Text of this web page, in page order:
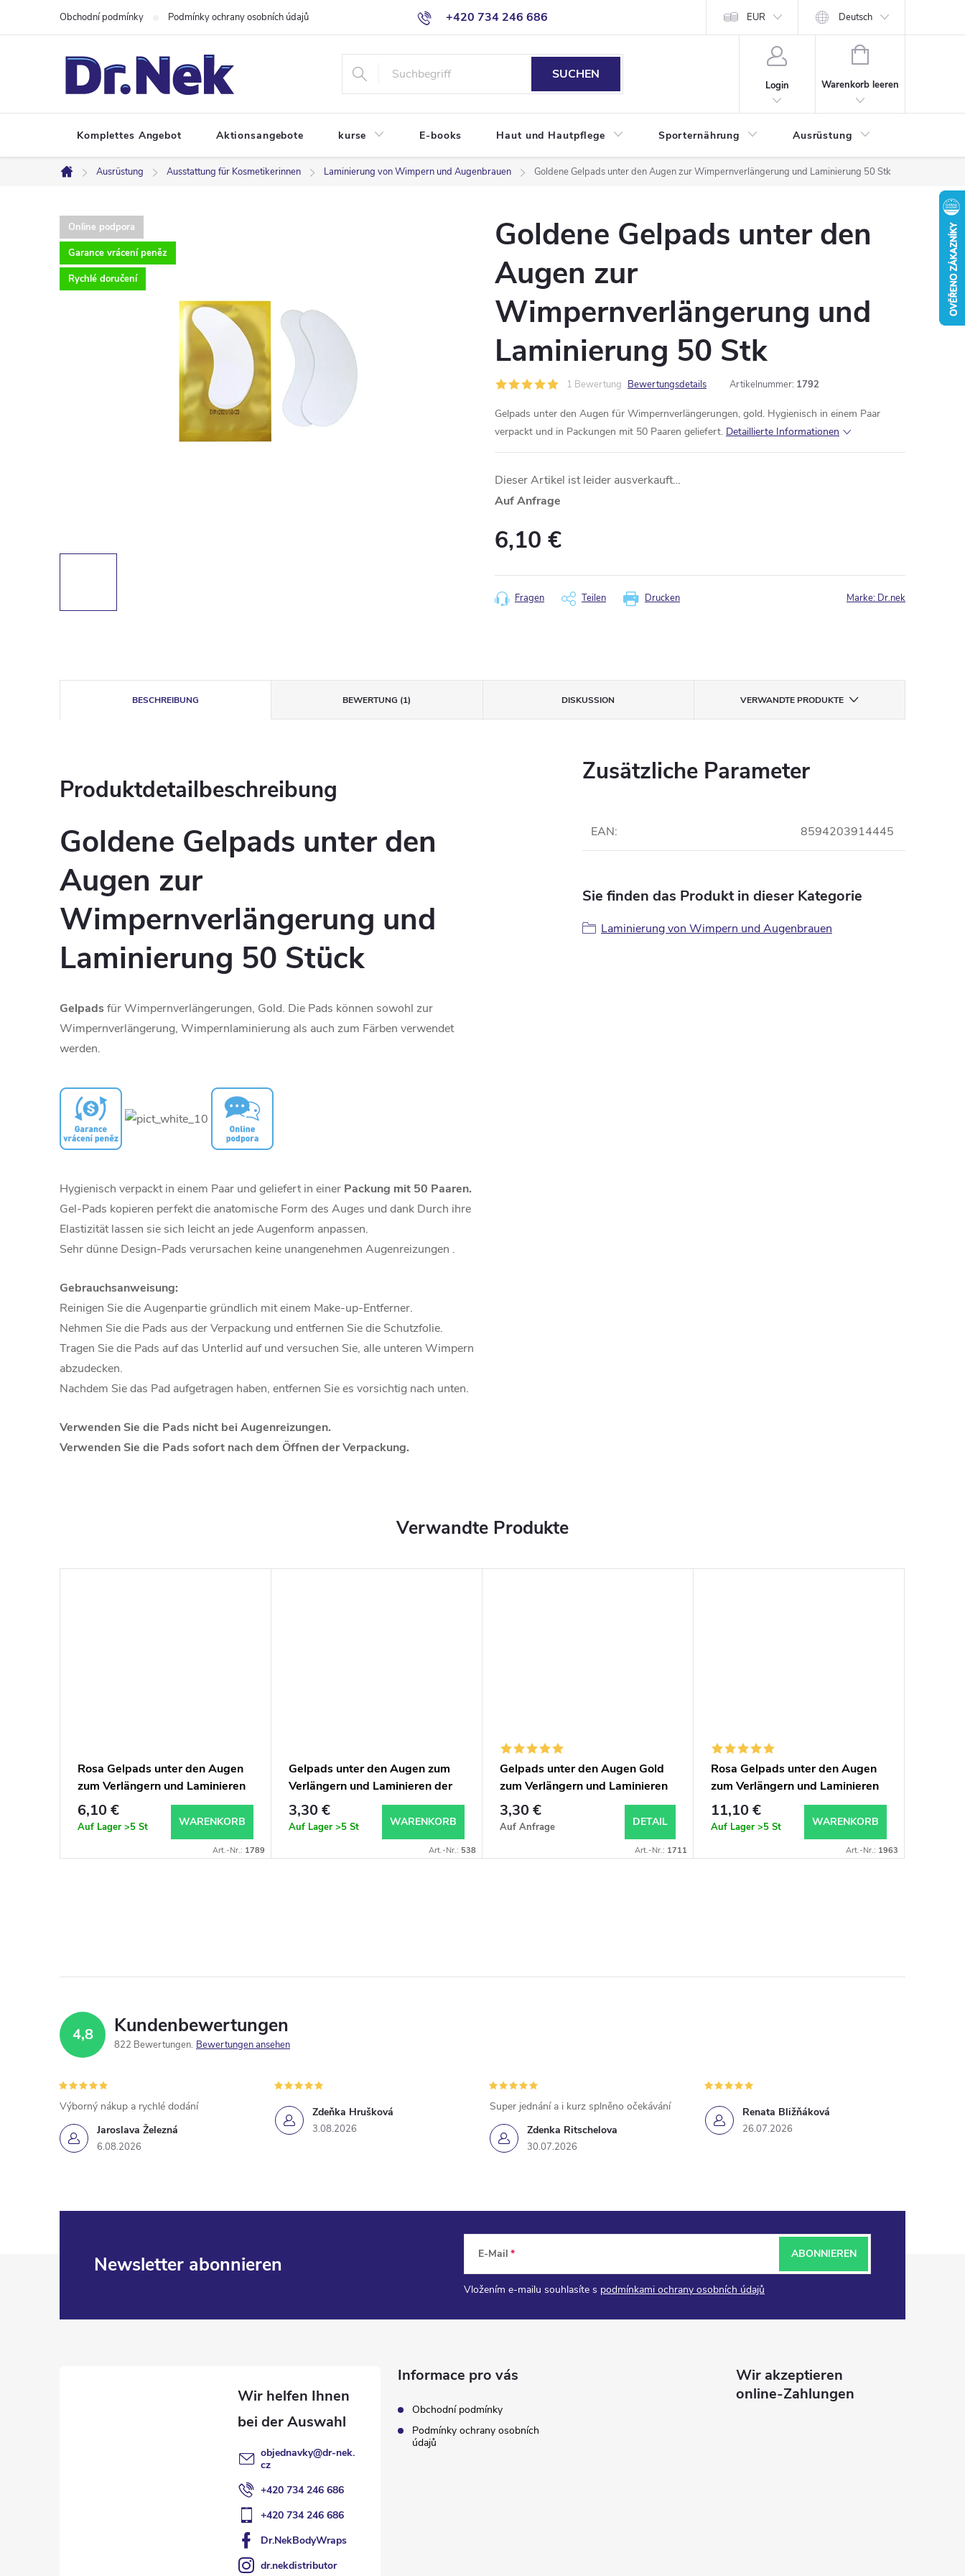
+420 734 246 686
Obchodní podmínky Podmínky ochrany osobních údajů EUR Deutsch
SUCHEN
Login
WARENKORB
Warenkorb leeren
Komplettes Angebot Aktionsangebote kurse E-books Haut und Hautpflege Sporternährung Ausrüstung
Startseite
Ausrüstung Ausstattung für Kosmetikerinnen Laminierung von Wimpern und Augenbrauen Goldene Gelpads unter den Augen zur Wimpernverlängerung und Laminierung 50 Stk
Online podpora
Garance vrácení peněz
Rychlé doručení
Goldene Gelpads unter den
Augen zur
Wimpernverlängerung und
Laminierung 50 Stk
1 Bewertung Bewertungsdetails Artikelnummer: 1792
Gelpads unter den Augen für Wimpernverlängerungen, gold. Hygienisch in einem Paar
verpackt und in Packungen mit 50 Paaren geliefert. Detaillierte Informationen
Dieser Artikel ist leider ausverkauft…
Auf Anfrage
6,10 €
Drucken
Fragen Teilen Marke: Dr.nek
BESCHREIBUNG BEWERTUNG (1) DISKUSSION VERWANDTE PRODUKTE
Produktdetailbeschreibung
Goldene Gelpads unter den
Augen zur
Wimpernverlängerung und
Laminierung 50 Stück
Gelpads für Wimpernverlängerungen, Gold. Die Pads können sowohl zur
Wimpernverlängerung, Wimpernlaminierung als auch zum Färben verwendet
werden.
Hygienisch verpackt in einem Paar und geliefert in einer Packung mit 50 Paaren.
Gel-Pads kopieren perfekt die anatomische Form des Auges und dank Durch ihre
Elastizität lassen sie sich leicht an jede Augenform anpassen.
Sehr dünne Design-Pads verursachen keine unangenehmen Augenreizungen .
Gebrauchsanweisung:
Reinigen Sie die Augenpartie gründlich mit einem Make-up-Entferner.
Nehmen Sie die Pads aus der Verpackung und entfernen Sie die Schutzfolie.
Tragen Sie die Pads auf das Unterlid auf und versuchen Sie, alle unteren Wimpern
abzudecken.
Nachdem Sie das Pad aufgetragen haben, entfernen Sie es vorsichtig nach unten.
Verwenden Sie die Pads nicht bei Augenreizungen.
Verwenden Sie die Pads sofort nach dem Öffnen der Verpackung.
Zusätzliche Parameter
EAN: 8594203914445
Sie finden das Produkt in dieser Kategorie
Laminierung von Wimpern und Augenbrauen
Verwandte Produkte
Rosa Gelpads unter den Augen
zum Verlängern und Laminieren
der Wimpern 50 Stück
6,10 €
Auf Lager >5 St WARENKORB
Art.-Nr.: 1789
Gelpads unter den Augen zum
Verlängern und Laminieren der
Wimpern 20 Stk
3,30 €
Auf Lager >5 St WARENKORB
Art.-Nr.: 538
Gelpads unter den Augen Gold
zum Verlängern und Laminieren
der Wimpern 20 Stk
3,30 €
Auf Anfrage DETAIL
Art.-Nr.: 1711
Rosa Gelpads unter den Augen
zum Verlängern und Laminieren
der Wimpern 100 Stück
11,10 €
Auf Lager >5 St WARENKORB
Art.-Nr.: 1963
4,8 Kundenbewertungen
822 Bewertungen Bewertungen ansehen
Jaroslava Železná
6.08.2026
Výborný nákup a rychlé dodání Zdeňka Hrušková
3.08.2026 Zdenka Ritschelova
30.07.2026
Super jednání a i kurz splněno očekávání Renata Bližňáková
26.07.2026
Newsletter abonnieren E-Mail
Vložením e-mailu souhlasíte s podmínkami ochrany osobních údajů
ABONNIEREN
objednavky@dr-nek.
cz
+420 734 246 686
+420 734 246 686
Dr.NekBodyWraps
dr.nekdistributor
Informace pro vás
Obchodní podmínky
Podmínky ochrany osobních
údajů
Wir akzeptieren
online-Zahlungen